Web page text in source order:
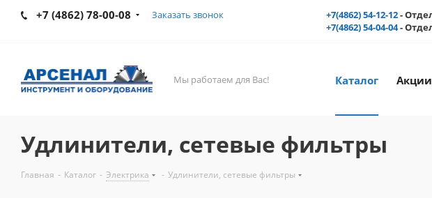
+7 (4862) 78-00-08 Заказать звонок +7(4862) 54-12-12-
+7(4862) 54-04-04-
Мы работаем для Вас! Каталог Акции
Удлинители, сетевые фильтры
Главная - Каталог - Электрика - Удлинители, сетевые фильтры